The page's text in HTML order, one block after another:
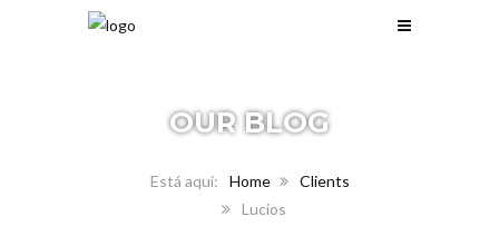
OURBLOG
Home
Clients
Lucios